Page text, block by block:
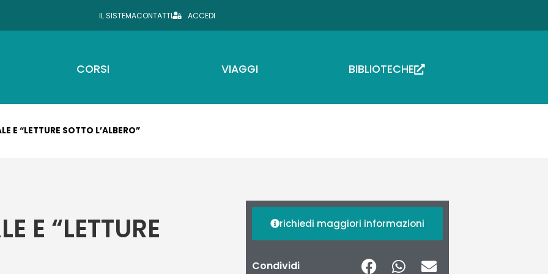
IL SISTEMACONTATTI ACCEDI
CORSI VIAGGI BIBLIOTECHE
E “LETTURE SOTTO L’ALBERO”
E “LETTURE richiedi maggiori informazioni
Condividi